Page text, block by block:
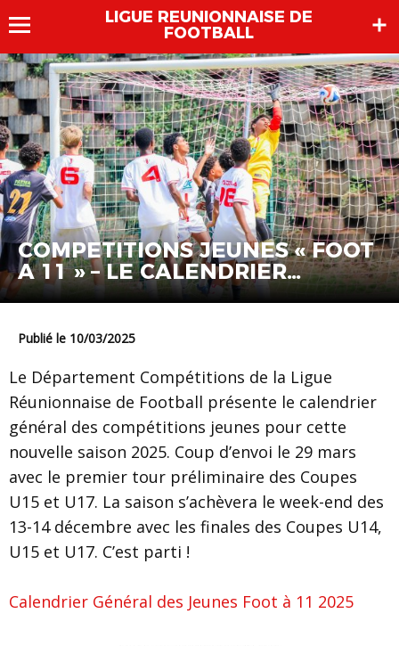
LIGUE REUNIONNAISE DE
FOOTBALL
COMPETITIONS JEUNES « FOOT
A 11 » – LE CALENDRIER
GENERAL DE LA SAISON 2025
Publié le 10/03/2025
Le Département Compétitions de la Ligue
Réunionnaise de Football présente le calendrier
général des compétitions jeunes pour cette
nouvelle saison 2025. Coup d’envoi le 29 mars
avec le premier tour préliminaire des Coupes
U15 et U17. La saison s’achèvera le week-end des
13-14 décembre avec les finales des Coupes U14,
U15 et U17. C’est parti !
Calendrier Général des Jeunes Foot à 11 2025